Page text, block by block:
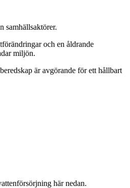
samhällsaktörer.
och en åldrande
miljön.
är avgörande för ett hållbart
här nedan.